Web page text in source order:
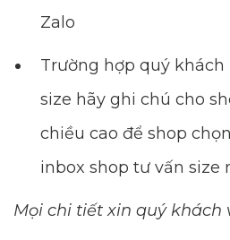
Zalo
Trường hợp quý
size hãy ghi chú cho
chiều cao để shop
inbox shop tư vấn size
Mọi chi tiết xin quý khách